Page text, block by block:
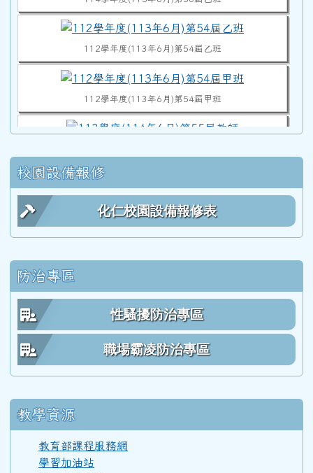
112學年度(113年6月)第54屆教師
111學年度(112年6月)第53屆乙班
111學年度(112年6月)第53屆甲班
110學年度(111年6月)第52屆甲班
校園設備報修
化仁校園設備報修表
防治專區
性騷擾防治專區
職場霸凌防治專區
教學資源
教育部課程服務網
學習加油站